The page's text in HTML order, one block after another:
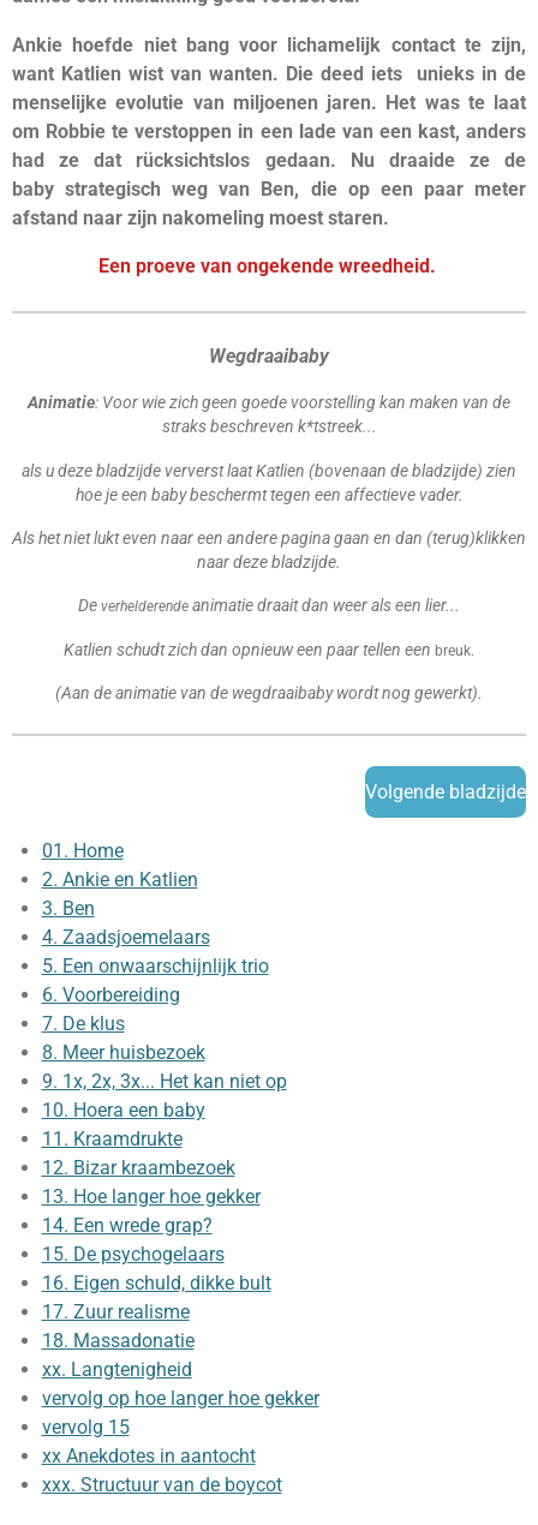
Ankie hoefde niet bang voor lichamelijk contact te zijn,
want Katlien wist van wanten. Die deed iets unieks in de
menselijke evolutie van miljoenen jaren. Het was te laat
om Robbie te verstoppen in een lade van een kast, anders
had ze dat rücksichtslos gedaan. Nu draaide ze de
baby strategisch weg van Ben, die op een paar meter
afstand naar zijn nakomeling moest staren.
Een proeve van ongekende wreedheid.
Wegdraaibaby
Animatie: Voor wie zich geen goede voorstelling kan maken van de
straks beschreven k*tstreek...
als u deze bladzijde ververst laat Katlien (bovenaan de bladzijde) zien
hoe je een baby beschermt tegen een affectieve vader.
Als het niet lukt even naar een andere pagina gaan en dan (terug)klikken
naar deze bladzijde.
De verhelderende animatie draait dan weer als een lier...
Katlien schudt zich dan opnieuw een paar tellen een breuk.
(Aan de animatie van de wegdraaibaby wordt nog gewerkt).
Volgende bladzijde
01. Home
2. Ankie en Katlien
3. Ben
4. Zaadsjoemelaars
5. Een onwaarschijnlijk trio
6. Voorbereiding
7. De klus
8. Meer huisbezoek
9. 1x, 2x, 3x... Het kan niet op
10. Hoera een baby
11. Kraamdrukte
12. Bizar kraambezoek
13. Hoe langer hoe gekker
14. Een wrede grap?
15. De psychogelaars
16. Eigen schuld, dikke bult
17. Zuur realisme
18. Massadonatie
xx. Langtenigheid
vervolg op hoe langer hoe gekker
vervolg 15
xx Anekdotes in aantocht
xxx. Structuur van de boycot